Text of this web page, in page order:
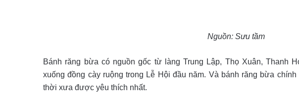
Nguồn: Sưu tầm
Bánh răng bừa có nguồn gốc từ làng Trung Lập, Thọ Xuân, Thanh
xuống đồng cày ruộng trong Lễ Hội đầu năm. Và bánh răng bừa
thời xưa được yêu thích nhất.